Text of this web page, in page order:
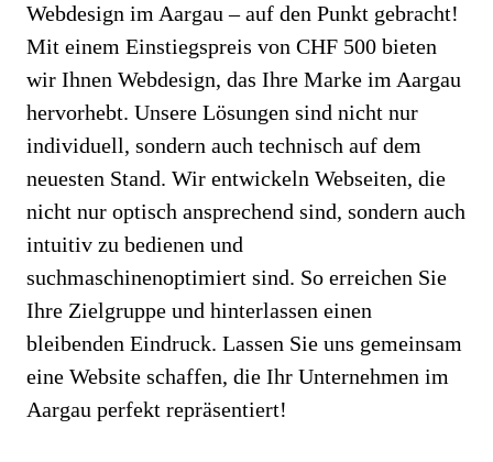
Webdesign im Aargau – auf den Punkt gebracht!
Mit einem Einstiegspreis von CHF 500 bieten
wir Ihnen Webdesign, das Ihre Marke im Aargau
hervorhebt. Unsere Lösungen sind nicht nur
individuell, sondern auch technisch auf dem
neuesten Stand. Wir entwickeln Webseiten, die
nicht nur optisch ansprechend sind, sondern auch
intuitiv zu bedienen und
suchmaschinenoptimiert sind. So erreichen Sie
Ihre Zielgruppe und hinterlassen einen
bleibenden Eindruck. Lassen Sie uns gemeinsam
eine Website schaffen, die Ihr Unternehmen im
Aargau perfekt repräsentiert!